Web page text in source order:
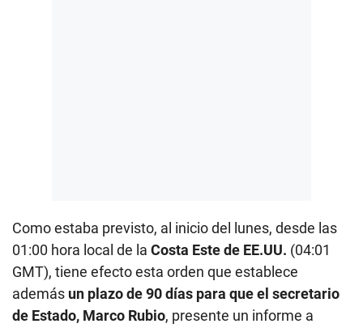
Como estaba previsto, al inicio del lunes, desde las
01:00 hora local de la Costa Este de EE.UU. (04:01
GMT), tiene efecto esta orden que establece
además un plazo de 90 días para que el secretario
de Estado, Marco Rubio, presente un informe a